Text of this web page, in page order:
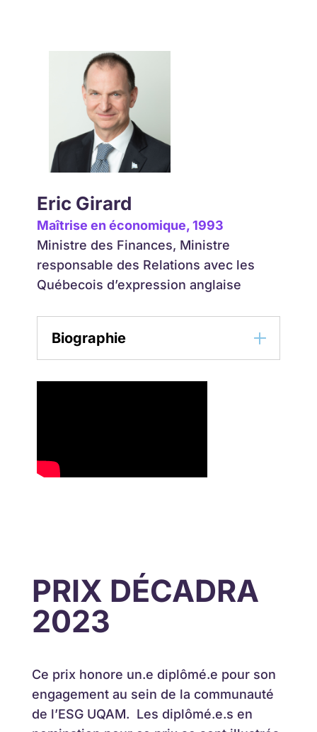
Eric Girard
Maîtrise en économique, 1993
Ministre des Finances, Ministre
responsable des Relations avec les
Québecois d’expression anglaise
Biographie
PRIX DÉCADRA
2023
Ce prix honore un.e diplômé.e pour son
engagement au sein de la communauté
de l’ESG UQAM. Les diplômé.e.s en